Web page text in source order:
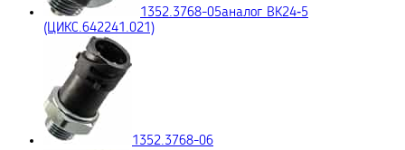
1352.3768-05аналог ВК24‑5
(ЦИКС.642241.021)
1352.3768-06